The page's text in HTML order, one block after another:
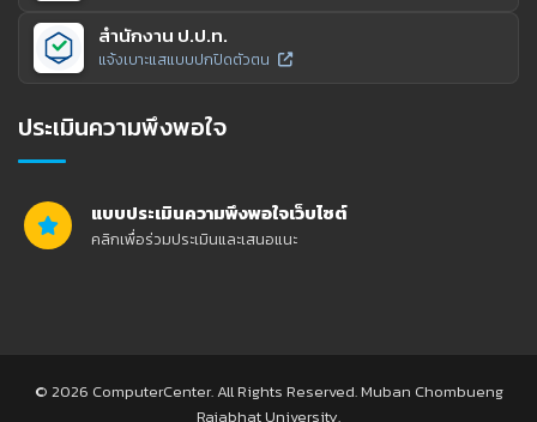
สำนักงาน ป.ป.ท.
แจ้งเบาะแสแบบปกปิดตัวตน
ประเมินความพึงพอใจ
แบบประเมินความพึงพอใจเว็บไซต์
คลิกเพื่อร่วมประเมินและเสนอแนะ
© 2026 ComputerCenter. All Rights Reserved. Muban Chombueng
Rajabhat University.